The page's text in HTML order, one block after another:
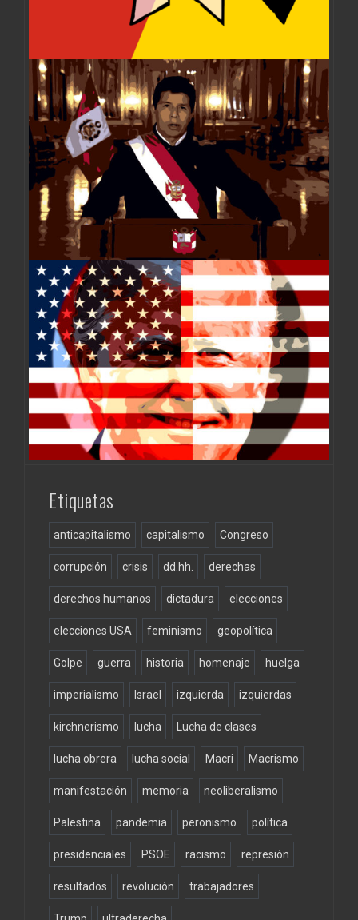
Etiquetas
anticapitalismo capitalismo Congreso
corrupción crisis dd.hh. derechas
derechos humanos dictadura elecciones
elecciones USA feminismo geopolítica
Golpe guerra historia homenaje huelga
imperialismo Israel izquierda izquierdas
kirchnerismo lucha Lucha de clases
lucha obrera lucha social Macri Macrismo
manifestación memoria neoliberalismo
Palestina pandemia peronismo política
presidenciales PSOE racismo represión
resultados revolución trabajadores